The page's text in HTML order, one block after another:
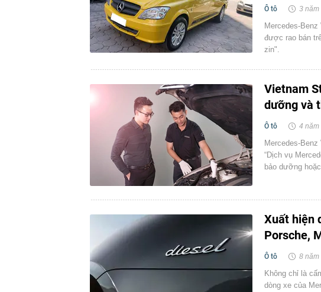
Ô tô 3 năm
Mercedes-
được rao bán
zin".
Vietnam
dưỡng và
Ô tô 4 năm
Mercedes-
“Dịch vụ
bảo dưỡng
Xuất hiện
Porsche,
Ô tô 8 năm
Không chỉ là
dòng xe của